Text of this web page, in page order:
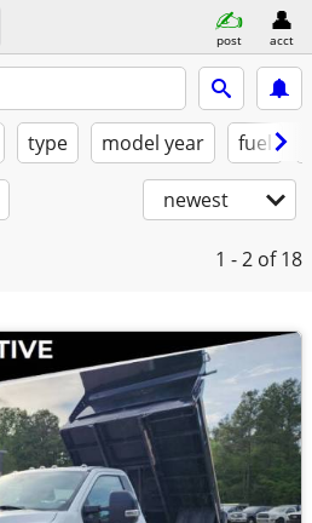
post acct
type model year fuel
newest
1 - 2 of 18